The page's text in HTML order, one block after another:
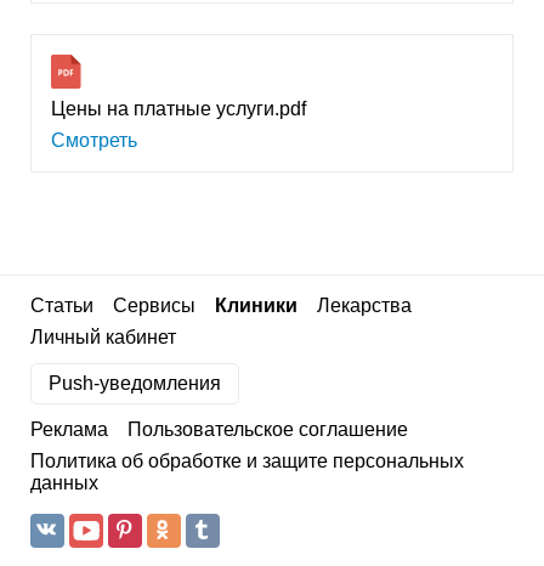
Цены на платные услуги.pdf
Смотреть
Статьи Сервисы Клиники
Лекарства
Личный кабинет
Push-уведомления
Реклама
Пользовательское соглашение
Политика об обработке и защите персональных
данных